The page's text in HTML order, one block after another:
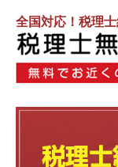
全国対応！税理